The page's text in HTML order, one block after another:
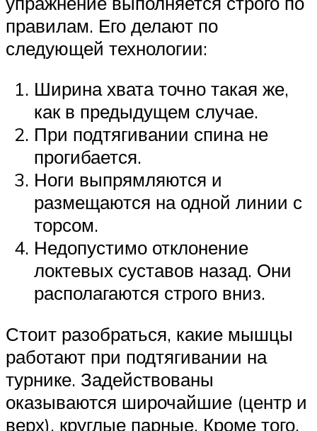
правилам. Его делают по
следующей технологии:
Ширина хвата точно такая же,
как в предыдущем случае.
При подтягивании спина не
прогибается.
Ноги выпрямляются и
размещаются на одной линии с
торсом.
Недопустимо отклонение
локтевых суставов назад. Они
располагаются строго вниз.
Стоит разобраться, какие мышцы
работают при подтягивании на
турнике. Задействованы
оказываются широчайшие (центр и
верх), круглые парные. Кроме того,